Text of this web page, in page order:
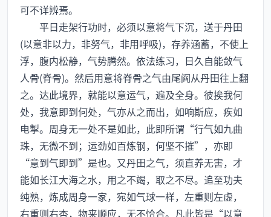
可不详辨焉。
平日走架行功时，必须以意将气下沉，送于丹田
(以意非以力，非努气，非用呼吸)，存养涵蓄，不使上
浮，腹内松静，气势腾然。依法练习，日久自能敛气
人骨(脊骨)。然后用意将脊骨之气由尾阎从丹田往上翻
之。达此境界，就能以意运气，遍及全身。彼挨我何
处，我意即到何处，气亦从之而出，如响斯应，疾如
电掣。周身无一处不是如此，此即所谓“行气如九曲
珠，无微不到；运劲如百炼钢，何坚不摧”，亦即
“意到气即到”是也。又丹田之气，须直养无害，才
能如长江大海之水，用之不竭，取之不尽。追至功夫
纯熟，炼成周身一家，宛如气球一样，左重则左虚，
右重则右杏，物来顺应，无不恰合。凡此皆是“以意